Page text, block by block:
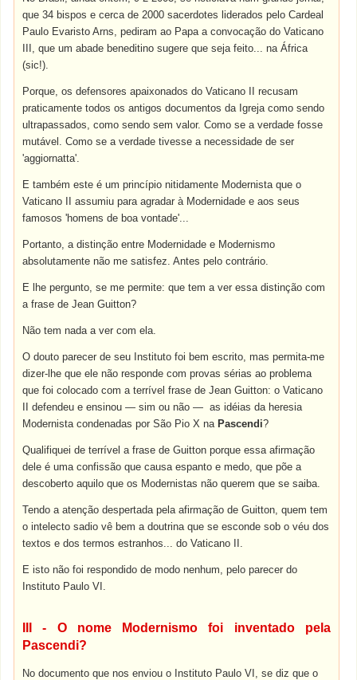
que 34 bispos e cerca de 2000 sacerdotes liderados pelo Cardeal
Paulo Evaristo Arns, pediram ao Papa a convocação do Vaticano
III, que um abade beneditino sugere que seja feito... na África
(sic!).
Porque, os defensores apaixonados do Vaticano II recusam
praticamente todos os antigos documentos da Igreja como sendo
ultrapassados, como sendo sem valor. Como se a verdade fosse
mutável. Como se a verdade tivesse a necessidade de ser
'aggiornatta'.
E também este é um princípio nitidamente Modernista que o
Vaticano II assumiu para agradar à Modernidade e aos seus
famosos 'homens de boa vontade'...
Portanto, a distinção entre Modernidade e Modernismo
absolutamente não me satisfez. Antes pelo contrário.
E lhe pergunto, se me permite: que tem a ver essa distinção com
a frase de Jean Guitton?
Não tem nada a ver com ela.
O douto parecer de seu Instituto foi bem escrito, mas permita-me
dizer-lhe que ele não responde com provas sérias ao problema
que foi colocado com a terrível frase de Jean Guitton: o Vaticano
II defendeu e ensinou — sim ou não — as idéias da heresia
Modernista condenadas por São Pio X na Pascendi?
Qualifiquei de terrível a frase de Guitton porque essa afirmação
dele é uma confissão que causa espanto e medo, que põe a
descoberto aquilo que os Modernistas não querem que se saiba.
Tendo a atenção despertada pela afirmação de Guitton, quem tem
o intelecto sadio vê bem a doutrina que se esconde sob o véu dos
textos e dos termos estranhos... do Vaticano II.
E isto não foi respondido de modo nenhum, pelo parecer do
Instituto Paulo VI.
III - O nome Modernismo foi inventado pela
Pascendi?
No documento que nos enviou o Instituto Paulo VI, se diz que o